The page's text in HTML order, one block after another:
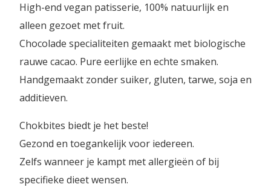
High-end vegan patisserie, 100% natuurlijk en
alleen gezoet met fruit.
Chocolade specialiteiten gemaakt met biologische
rauwe cacao. Pure eerlijke en echte smaken.
Handgemaakt zonder suiker, gluten, tarwe, soja en
additieven.
Chokbites biedt je het beste!
Gezond en toegankelijk voor iedereen.
Zelfs wanneer je kampt met allergieën of bij
specifieke dieet wensen.